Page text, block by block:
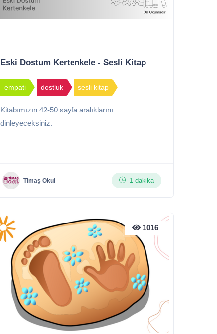
Eski Dostum Kertenkele - Sesli Kitap
empati dostluk sesli kitap
Kitabımızın 42-50 sayfa aralıklarını
dinleyeceksiniz.
Timaş Okul 1 dakika
1016